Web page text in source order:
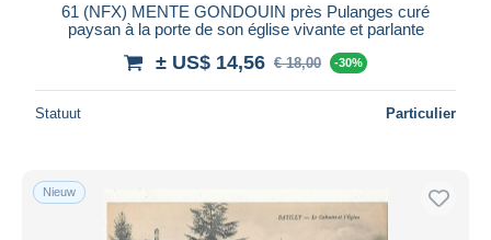
61 (NFX) MENTE GONDOUIN près Pulanges curé
paysan à la porte de son église vivante et parlante
± US$ 14,56 € 18,00 -30%
Statuut Particulier
Nieuw